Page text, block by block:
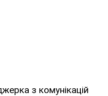
з комунікацій